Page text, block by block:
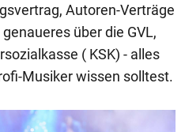
Autoren-Verträge
über die GVL,
( KSK) - alles
Musiker wissen solltest.